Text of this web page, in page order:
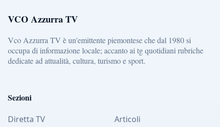
VCO Azzurra TV
Vco Azzurra TV è un'emittente piemontese che dal 1980 si
occupa di informazione locale; accanto ai tg quotidiani rubriche
dedicate ad attualità, cultura, turismo e sport.
Sezioni
Diretta TV Articoli